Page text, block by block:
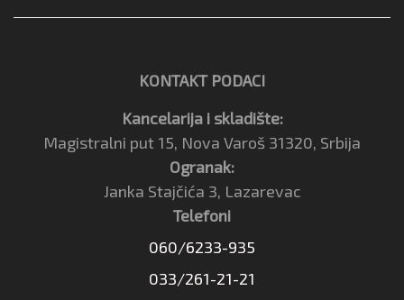
KONTAKT PODACI
Kancelarija i skladište:
Magistralni put 15, Nova Varoš 31320, Srbija
Ogranak:
Janka Stajčića 3, Lazarevac
Telefoni
060/6233-935
033/261-21-21